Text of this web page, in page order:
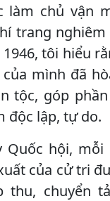
làm chủ vận
trang nghiêm
tôi hiểu
mình đã
tộc, góp
độc lập, tự do.
Quốc hội, mỗi
của cử tri
thu, chuyển